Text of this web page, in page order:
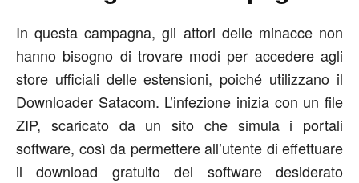
In questa campagna, gli attori delle minacce non
hanno bisogno di trovare modi per accedere agli
store ufficiali delle estensioni, poiché utilizzano il
Downloader Satacom. L’infezione inizia con un file
ZIP, scaricato da un sito che simula i portali
software, così da permettere all’utente di effettuare
il download gratuito del software desiderato